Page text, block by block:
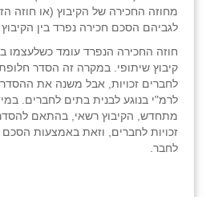
מחוזה החכירה של הקיבוץ (או חוזה
לגביהם הסכם חכירה נפרד בין הקיבוץ
חוזה החכירה הנפרד עומד כשלעצמו
קיבוץ שיתופי. במקרה זה הסדר
לחברים זכויות, אבל משנה את
לרמ"י בנוגע לבנית בתים לחברים.
מתחדש, הקיבוץ רשאי, בהתאם
זכויות לחברים, וזאת באמצעות
לחבר.
מישר
מכורה
מנחמיה
נאות הכיכר
נווה אטי״ב